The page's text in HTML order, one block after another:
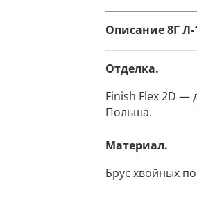
Описание 8Г
Отделка.
Finish Flex 2D —
Польша.
Материал.
Брус хвойных